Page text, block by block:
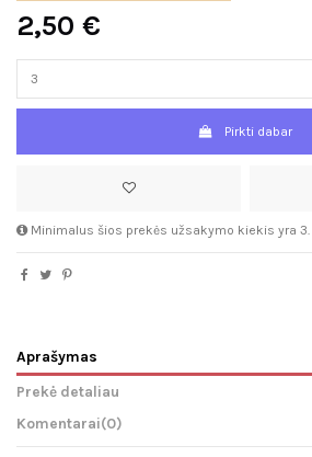
2,50 €
Pirkti dabar
Minimalus šios prekės užsakymo kiekis yra 3.
Aprašymas
Prekė detaliau
Komentarai(0)